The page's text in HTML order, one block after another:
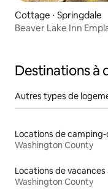
Cottage ⋅ Springdale
Beaver
Destinations à
Autres types de
Locations de camping-
Washington County
Washington County